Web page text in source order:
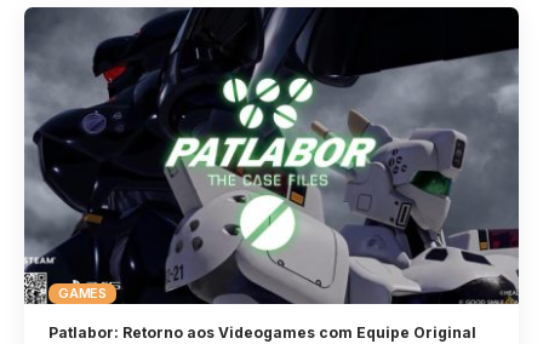
GAMES
Patlabor: Retorno aos Videogames com Equipe Original